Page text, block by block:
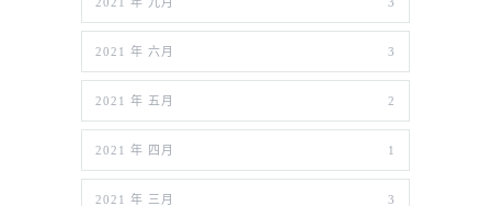
2021 年 六月 3
2021 年 五月 2
2021 年 四月 1
2021 年 三月 3